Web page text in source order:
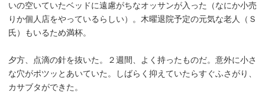
いの空いていたベッドに遠慮がちなオッサンが入った（なにか小売
りか個人店をやっているらしい）。木曜退院予定の元気な老人（Ｓ
氏）もいるため満杯。
夕方、点滴の針を抜いた。２週間、よく持ったものだ。意外に小さ
な穴がポツッとあいていた。しばらく抑えていたらすぐふさがり、
カサブタができた。